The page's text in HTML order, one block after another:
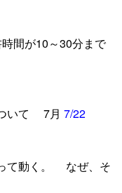
間が10～30分まで
いて 7月 7/22
て動く。 なぜ、そ